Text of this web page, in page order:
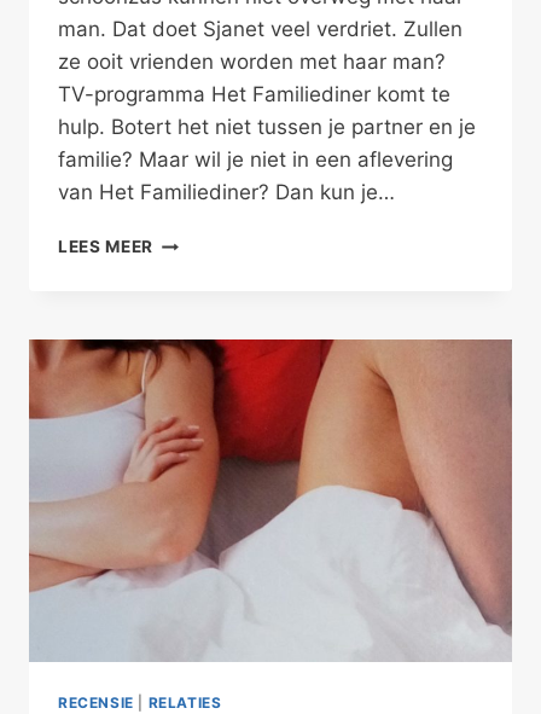
man. Dat doet Sjanet veel verdriet. Zullen
ze ooit vrienden worden met haar man?
TV-programma Het Familiediner komt te
hulp. Botert het niet tussen je partner en je
familie? Maar wil je niet in een aflevering
van Het Familiediner? Dan kun je…
LEES MEER JE
EEND
–
FAMILIEPROBLEMEN
II
RECENSIE RELATIES